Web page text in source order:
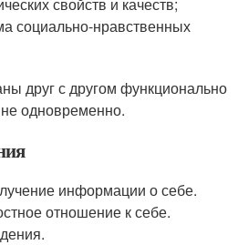
социально-нравственных
друг с другом функционально
одновременно.
информации о себе.
отношение к себе.